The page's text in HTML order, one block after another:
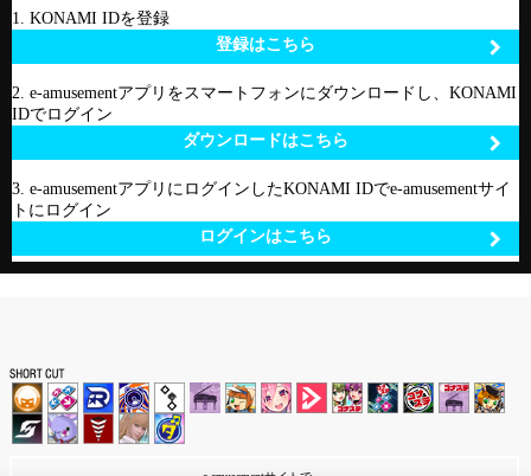
1. KONAMI IDを登録
登録はこちら
2. e-amusementアプリをスマートフォンにダウンロードし、KONAMI
IDでログイン
ダウンロードはこちら
3. e-amusementアプリにログインしたKONAMI IDでe-amusementサイ
トにログイン
ログインはこちら